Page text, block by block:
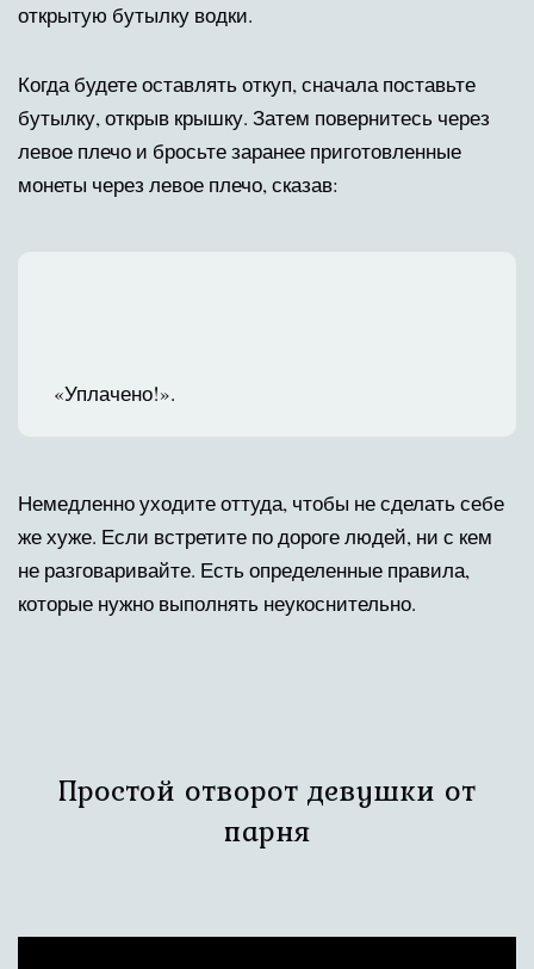
открытую бутылку водки.
Когда будете оставлять откуп, сначала поставьте
бутылку, открыв крышку. Затем повернитесь через
левое плечо и бросьте заранее приготовленные
монеты через левое плечо, сказав:
«Уплачено!».
Немедленно уходите оттуда, чтобы не сделать себе
же хуже. Если встретите по дороге людей, ни с кем
не разговаривайте. Есть определенные правила,
которые нужно выполнять неукоснительно.
Простой отворот девушки от
парня